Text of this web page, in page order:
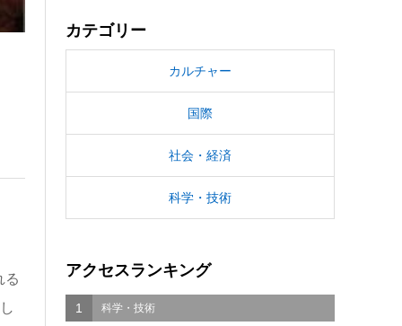
る
カテゴリー
カルチャー
国際
社会・経済
科学・技術
アクセスランキング
1 科学・技術